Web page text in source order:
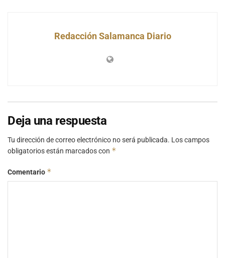
Redacción Salamanca Diario
Deja una respuesta
Tu dirección de correo electrónico no será publicada. Los campos
obligatorios están marcados con *
Comentario *